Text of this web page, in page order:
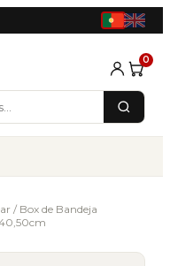
0
/ Box de Bandeja